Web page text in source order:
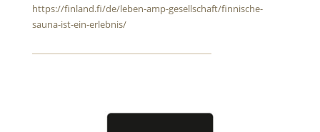
https://finland.fi/de/leben-amp-gesellschaft/finnische-
sauna-ist-ein-erlebnis/